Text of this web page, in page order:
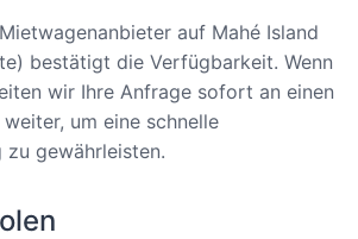
auf Mahé Island
bestätigt die Verfügbarkeit. Wenn
wir Ihre Anfrage sofort an einen
um eine schnelle
zu gewährleisten.